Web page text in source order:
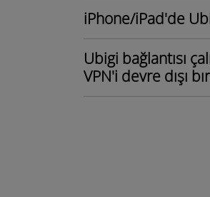
iPhone/iPad'de
Ubigi bağlantısı
VPN'i devre dışı